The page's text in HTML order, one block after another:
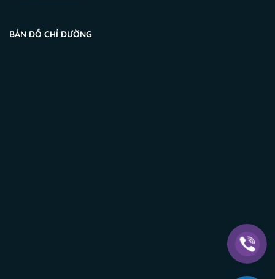
BẢN ĐỒ CHỈ ĐƯỜNG